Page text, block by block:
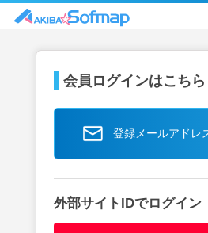
会員ログインはこちら
登録メールアドレ
外部サイトIDでログイン